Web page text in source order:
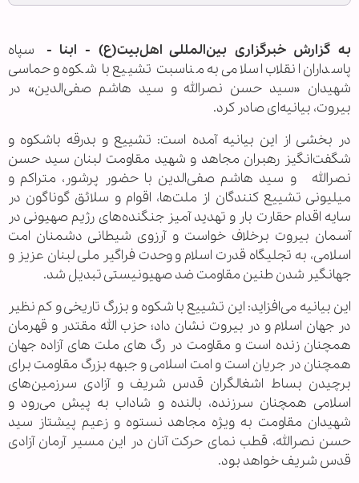
به گزارش خبرگزاری بین‌المللی اهل‌بیت(ع) - ابنا - سپاه
پاسداران انقلاب اسلامی به مناسبت تشییع با شکوه و حماسی
شهیدان «سید حسن نصرالله و سید هاشم صفی‌الدین» در
بیروت، بیانیه‌ای صادر کرد.
در بخشی از این بیانیه آمده است: تشییع و بدرقه باشکوه و
‌شگفت‌انگیز رهبران مجاهد و شهید مقاومت لبنان سید حسن
نصرالله و سید هاشم صفی‌الدین با حضور پرشور، متراکم و
میلیونی تشییع کنندگان از ملت‌ها، اقوام و سلائق گوناگون در
سایه اقدام حقارت بار و تهدید آمیز جنگنده‌های رژیم صهیونی در
آسمان بیروت برخلاف خواست و آرزوی شیطانی دشمنان امت
اسلامی، به تجلیگاه قدرت اسلام و وحدت فراگیر ملی لبنان عزیز و
جهانگیر شدن طنین مقاومت ضد صهیونیستی تبدیل شد.
این بیانیه می‌افزاید: این تشییع با شکوه و بزرگ تاریخی و کم نظیر
در جهان اسلام و در بیروت نشان داد؛ حزب الله مقتدر و قهرمان
همچنان زنده است و مقاومت در رگ های ملت های آزاده جهان
همچنان در جریان است و امت اسلامی و جبهه بزرگ مقاومت برای
برچیدن بساط اشغالگران قدس شریف و آزادی سرزمین‌های
اسلامی همچنان سرزنده، بالنده و شاداب به پیش می‌رود و
شهیدان مقاومت به ویژه مجاهد نستوه و زعیم پیشتاز سید
حسن نصرالله، قطب نمای حرکت آنان در این مسیر آرمان آزادی
قدس شریف خواهد بود.